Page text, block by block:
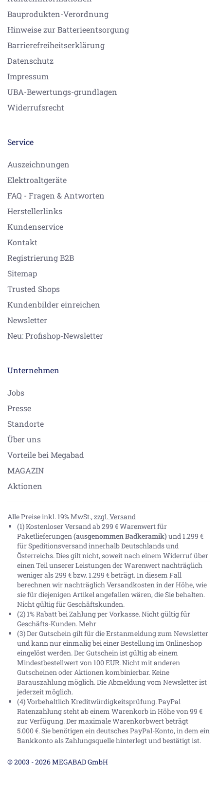
Bauprodukten-Verordnung
Hinweise zur Batterieentsorgung
Barrierefreiheitserklärung
Datenschutz
Impressum
UBA-Bewertungs-grundlagen
Widerrufsrecht
Service
Auszeichnungen
Elektroaltgeräte
FAQ - Fragen & Antworten
Herstellerlinks
Kundenservice
Kontakt
Registrierung B2B
Sitemap
Trusted Shops
Kundenbilder einreichen
Newsletter
Neu: Profishop-Newsletter
Unternehmen
Jobs
Presse
Standorte
Über uns
Vorteile bei Megabad
MAGAZIN
Aktionen
Alle Preise inkl. 19% MwSt., zzgl. Versand
(1) Kostenloser Versand ab 299 € Warenwert für
Paketlieferungen(ausgenommen Badkeramik) und 1.299 €
für Speditionsversand innerhalb Deutschlands und
Österreichs. Dies gilt nicht, soweit nach einem Widerruf über
einen Teil unserer Leistungen der Warenwert nachträglich
weniger als 299 € bzw. 1.299 € beträgt. In diesem Fall
berechnen wir nachträglich Versandkosten in der Höhe, wie
sie für diejenigen Artikel angefallen wären, die Sie behalten.
Nicht gültig für Geschäftskunden.
(2) 1% Rabatt bei Zahlung per Vorkasse. Nicht gültig für
Geschäfts-Kunden.Mehr
(3) Der Gutschein gilt für die Erstanmeldung zum Newsletter
und kann nur einmalig bei einer Bestellung im Onlineshop
eingelöst werden. Der Gutschein ist gültig ab einem
Mindestbestellwert von 100 EUR. Nicht mit anderen
Gutscheinen oder Aktionen kombinierbar. Keine
Barauszahlung möglich. Die Abmeldung vom Newsletter ist
jederzeit möglich.
(4) Vorbehaltlich Kreditwürdigkeitsprüfung. PayPal
Ratenzahlung steht ab einem Warenkorb in Höhe von99 €
zur Verfügung. Der maximale Warenkorbwert beträgt
5.000 €. Sie benötigen ein deutsches PayPal-Konto, in dem ein
Bankkonto als Zahlungsquelle hinterlegt und bestätigt ist.
© 2003 - 2026 MEGABAD GmbH